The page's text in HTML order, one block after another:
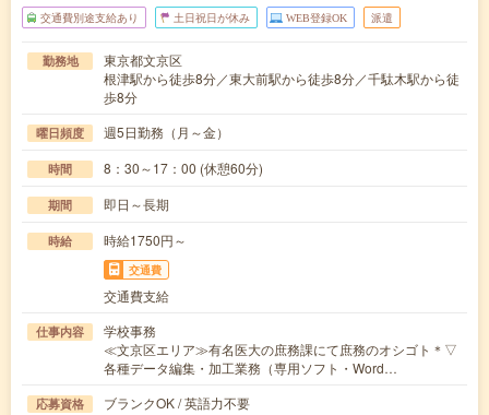
交通費別途支給あり 土日祝日が休み WEB登録OK 派遣
勤務地
東京都文京区
根津駅から徒歩8分／東大前駅から徒歩8分／千駄木駅から徒
歩8分
曜日頻度 週5日勤務（月～金）
時間 8：30～17：00 (休憩60分)
期間 即日～長期
時給 時給1750円～
交通費
交通費支給
仕事内容
学校事務
≪文京区エリア≫有名医大の庶務課にて庶務のオシゴト＊▽
各種データ編集・加工業務（専用ソフト・Word…
応募資格
ブランクOK / 英語力不要